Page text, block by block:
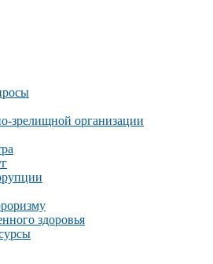
зрелищной организации
здоровья